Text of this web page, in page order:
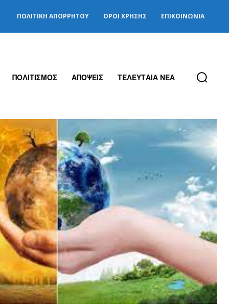
ΠΟΛΙΤΙΚΉ ΑΠΟΡΡΉΤΟΥ ΌΡΟΙ ΧΡΉΣΗΣ ΕΠΙΚΟΙΝΩΝΊΑ
ΠΟΛΙΤΙΣΜΟΣ ΑΠΟΨΕΙΣ ΤΕΛΕΥΤΑΙΑ ΝΕΑ